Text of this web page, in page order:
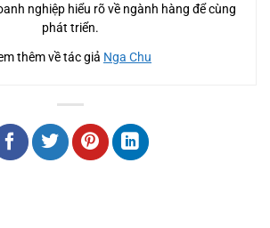
nghiệp hiểu rõ về ngành hàng để cùng
phát triển.
thêm về tác giả Nga Chu